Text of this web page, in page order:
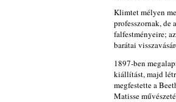
Klimtet mélyen
professzornak, de
falfestményeire;
barátai
1897-ben
kiállítást, majd
megfestette a
Matisse